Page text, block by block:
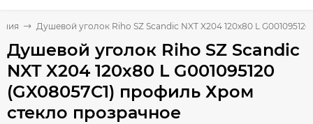
Душевой уголок Riho SZ Scandic NXT X204 120х80 L
Душевой уголок Riho SZ Scandic
NXT X204 120х80 L G001095120
(GX08057C1) профиль Хром
стекло прозрачное